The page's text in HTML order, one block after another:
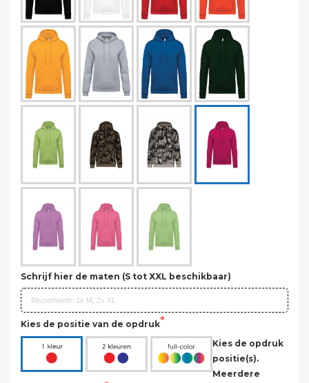
Schrijf hier de maten (S tot XXL beschikbaar)
Kies de positie van de opdruk
Kies de opdruk
positie(s).
Meerdere